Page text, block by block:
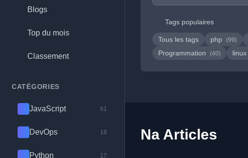
Blogs
Top du mois
Classement
CATÉGORIES
JavaScript 61
DevOps 18
Python 17
Tags populaires
Tous les tags php (99)
Programmation (40) linux
Na Articles